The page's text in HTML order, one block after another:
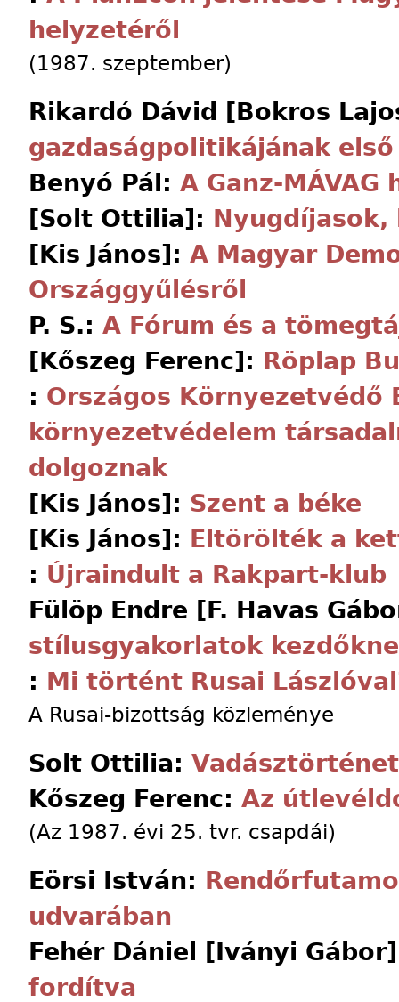
helyzetéről
(1987. szeptember)
Rikardó Dávid [Bokros
gazdaságpolitikájának
Benyó Pál: A Ganz-
[Solt Ottilia]: Nyugdíjasok,
[Kis János]: A Magyar
Országgyűlésről
P. S.: A Fórum és a
[Kőszeg Ferenc]: Röplap
: Országos Környezetvédő
környezetvédelem
dolgoznak
[Kis János]: Szent a béke
[Kis János]: Eltörölték a
: Újraindult a Rakpart-klub
Fülöp Endre [F. Havas
stílusgyakorlatok
: Mi történt Rusai
A Rusai-bizottság közleménye
Solt Ottilia:
Kőszeg Ferenc: Az
(Az 1987. évi 25. tvr. csapdái)
Eörsi István:
udvarában
Fehér Dániel [Iványi
fordítva